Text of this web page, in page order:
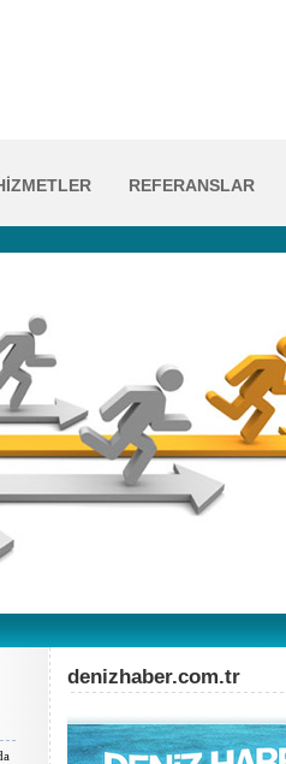
REFERANSLAR
denizhaber.com.tr